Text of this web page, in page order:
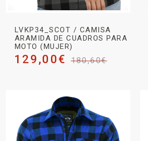
LVKP34_SCOT / CAMISA
ARAMIDA DE CUADROS PARA
MOTO (MUJER)
180,60€
129,00€